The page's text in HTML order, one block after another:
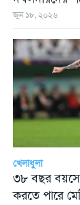
জুন ১৮, ২০২৬
খেলাধুলা
৩৮ বছর বয়সে
করতে পারে